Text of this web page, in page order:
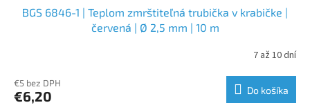
BGS 6846-1 | Teplom zmrštiteľná trubička v krabičke |
červená | Ø 2,5 mm | 10 m
7 až 10 dní
€5 bez DPH
€6,20 Do košíka